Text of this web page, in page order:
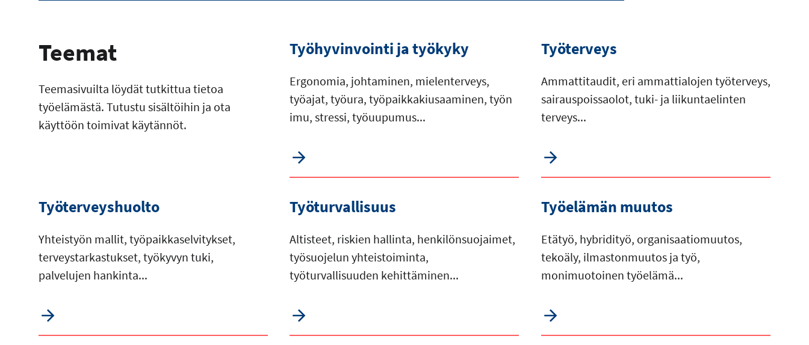
Teemat
Teemasivuilta löydät tutkittua tietoa
työelämästä. Tutustu sisältöihin ja ota
käyttöön toimivat käytännöt.
Työhyvinvointi ja työkyky
Ergonomia, johtaminen, mielenterveys,
työajat, työura, työpaikkakiusaaminen, työn
imu, stressi, työuupumus...
Työterveys
Ammattitaudit, eri ammattialojen työterveys,
sairauspoissaolot, tuki- ja liikuntaelinten
terveys...
Työterveyshuolto
Yhteistyön mallit, työpaikkaselvitykset,
terveystarkastukset, työkyvyn tuki,
palvelujen hankinta...
Työturvallisuus
Altisteet, riskien hallinta, henkilönsuojaimet,
työsuojelun yhteistoiminta,
työturvallisuuden kehittäminen...
Työelämän muutos
Etätyö, hybridityö, organisaatiomuutos,
tekoäly, ilmastonmuutos ja työ,
monimuotoinen työelämä...